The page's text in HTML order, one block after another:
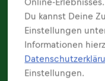
Online-Erlebnisses.
Du kannst Deine
Einstellungen
Informationen
Einstellungen.